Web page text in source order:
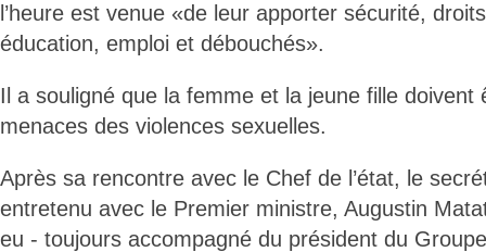
l’heure est venue «de leur apporter sécurité,
éducation, emploi et débouchés».
Il a souligné que la femme et la jeune fille doivent
menaces des violences sexuelles.
Après sa rencontre avec le Chef de l’état, le
entretenu avec le Premier ministre, Augustin
eu - toujours accompagné du président du